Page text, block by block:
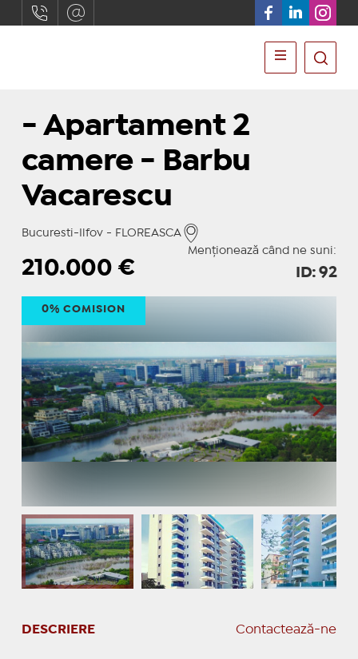
- Apartament 2
camere - Barbu
Vacarescu
Bucuresti-Ilfov - FLOREASCA
Menționează când ne suni:
210.000 € ID: 92
0% COMISION
DESCRIERE Contactează-ne